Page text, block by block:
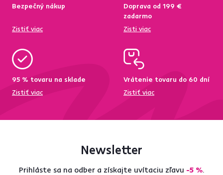
Bezpečný nákup
Zistiť viac
Doprava od 199 €
zadarmo
Zisti viac
95 % tovaru na sklade
Zistiť viac
Vrátenie tovaru do 60 dní
Zistiť viac
Newsletter
Prihláste sa na odber a získajte uvítaciu zľavu -5 %.